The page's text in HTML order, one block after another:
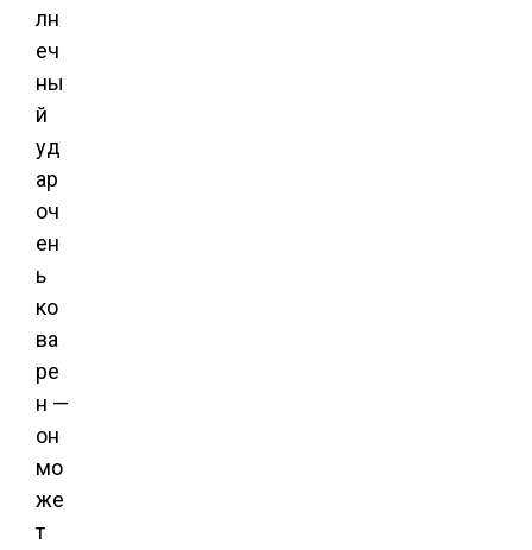
лн
еч
ны
й
уд
ар
оч
ен
ь
ко
ва
ре
н —
он
мо
же
т